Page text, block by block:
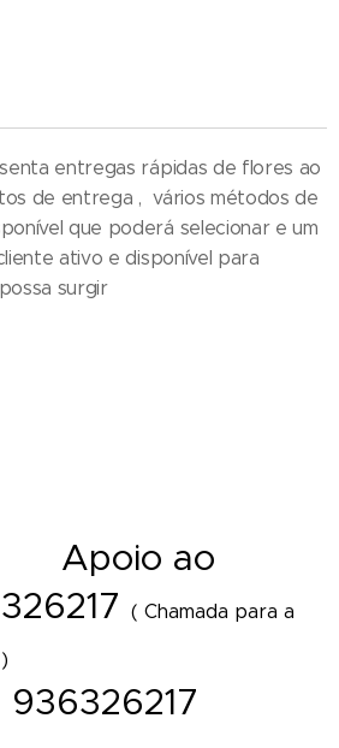
entregas rápidas de flores ao
de entrega , vários métodos de
que poderá selecionar e um
ativo e disponível para
surgir
Apoio ao
( Chamada para a